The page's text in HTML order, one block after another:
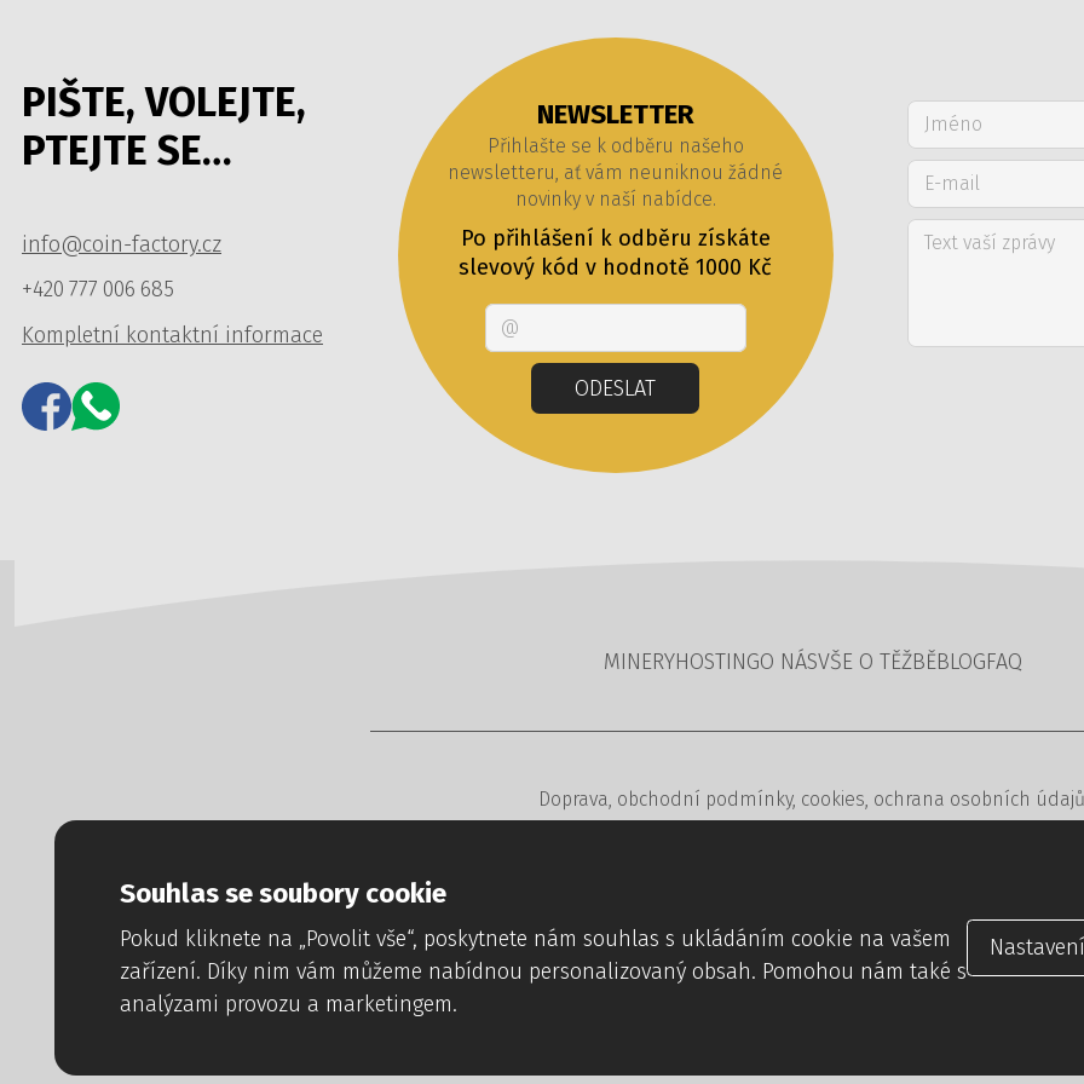
PIŠTE, VOLEJTE,
PTEJTE SE…
info@coin-factory.cz
+420 777 006 685
Kompletní kontaktní informace
NEWSLETTER
Přihlašte se k odběru našeho
newsletteru, ať vám neuniknou žádné
novinky v naší nabídce.
Po přihlášení k odběru získáte
slevový kód v hodnotě 1000 Kč
ODESLAT
MINERYHOSTINGO NÁSVŠE O TĚŽBĚBLOGFAQ
Doprava obchodní podmínky, cookies ochrana osobních údajů
Tvorba www stránek
Souhlas se soubory cookie
Pokud kliknete na „Povolit vše“, poskytnete nám souhlas s ukládáním cookie na vašem
zařízení. Díky nim vám můžeme nabídnou personalizovaný obsah. Pomohou nám také s
analýzami provozu a marketingem.
Nastavení